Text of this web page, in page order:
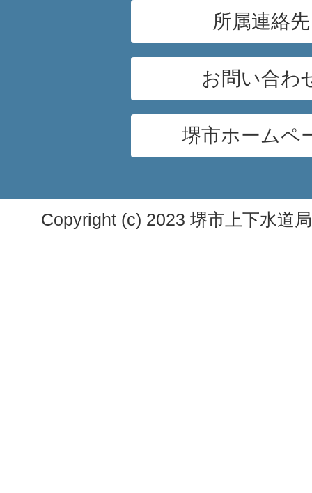
所属連絡先
お問い合わ
堺市ホームペ
Copyright (c) 2023 堺市上下水道